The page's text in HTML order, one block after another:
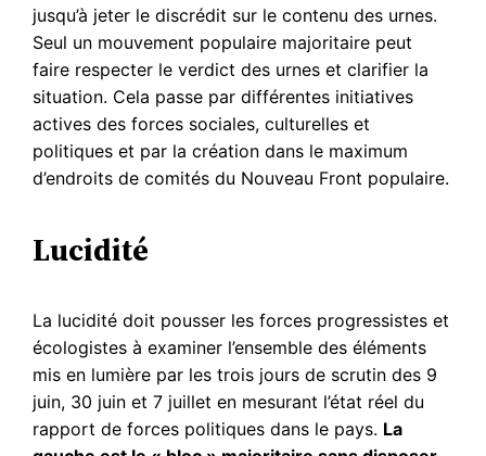
jusqu’à jeter le discrédit sur le contenu des urnes.
Seul un mouvement populaire majoritaire peut
faire respecter le verdict des urnes et clarifier la
situation. Cela passe par différentes initiatives
actives des forces sociales, culturelles et
politiques et par la création dans le maximum
d’endroits de comités du Nouveau Front populaire.
Lucidité
La lucidité doit pousser les forces progressistes et
écologistes à examiner l’ensemble des éléments
mis en lumière par les trois jours de scrutin des 9
juin, 30 juin et 7 juillet en mesurant l’état réel du
rapport de forces politiques dans le pays. La